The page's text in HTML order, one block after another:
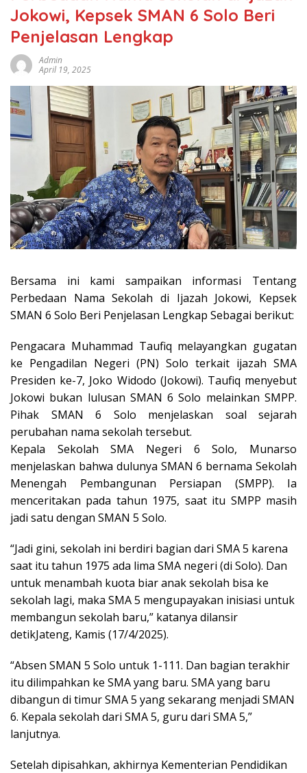
Jokowi, Kepsek SMAN 6 Solo Beri
Penjelasan Lengkap
Admin
April 19, 2025
Bersama ini kami sampaikan informasi Tentang
Perbedaan Nama Sekolah di Ijazah Jokowi, Kepsek
SMAN 6 Solo Beri Penjelasan Lengkap Sebagai berikut:
Pengacara Muhammad Taufiq melayangkan gugatan
ke Pengadilan Negeri (PN) Solo terkait ijazah SMA
Presiden ke-7, Joko Widodo (Jokowi). Taufiq menyebut
Jokowi bukan lulusan SMAN 6 Solo melainkan SMPP.
Pihak SMAN 6 Solo menjelaskan soal sejarah
perubahan nama sekolah tersebut.
Kepala Sekolah SMA Negeri 6 Solo, Munarso
menjelaskan bahwa dulunya SMAN 6 bernama Sekolah
Menengah Pembangunan Persiapan (SMPP). Ia
menceritakan pada tahun 1975, saat itu SMPP masih
jadi satu dengan SMAN 5 Solo.
“Jadi gini, sekolah ini berdiri bagian dari SMA 5 karena
saat itu tahun 1975 ada lima SMA negeri (di Solo). Dan
untuk menambah kuota biar anak sekolah bisa ke
sekolah lagi, maka SMA 5 mengupayakan inisiasi untuk
membangun sekolah baru,” katanya dilansir
detikJateng, Kamis (17/4/2025).
“Absen SMAN 5 Solo untuk 1-111. Dan bagian terakhir
itu dilimpahkan ke SMA yang baru. SMA yang baru
dibangun di timur SMA 5 yang sekarang menjadi SMAN
6. Kepala sekolah dari SMA 5, guru dari SMA 5,”
lanjutnya.
Setelah dipisahkan, akhirnya Kementerian Pendidikan